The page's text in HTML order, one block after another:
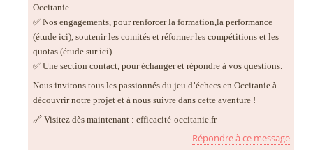
Occitanie.
✅ Nos engagements, pour renforcer la formation,la performance
(étude ici), soutenir les comités et réformer les compétitions et les
quotas (étude sur ici).
✅ Une section contact, pour échanger et répondre à vos questions.
Nous invitons tous les passionnés du jeu d’échecs en Occitanie à
découvrir notre projet et à nous suivre dans cette aventure !
🔗 Visitez dès maintenant : efficacité-occitanie.fr
Répondre à ce message